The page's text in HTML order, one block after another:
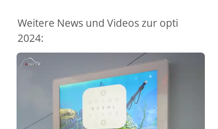
Weitere News und Videos zur opti
2024: